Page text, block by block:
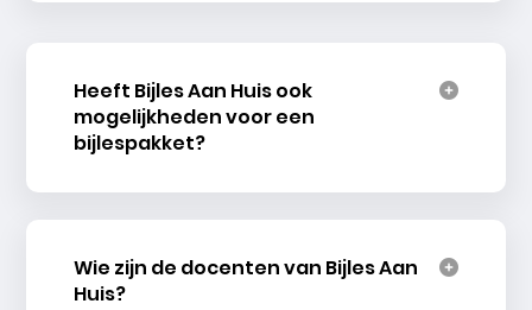
Heeft Bijles Aan Huis ook
mogelijkheden voor een
bijlespakket?
Wie zijn de docenten van Bijles Aan
Huis?